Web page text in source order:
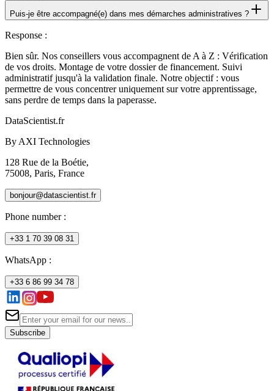
Puis-je être accompagné(e) dans mes démarches administratives ?
Response :
Bien sûr. Nos conseillers vous accompagnent de A à Z : Vérification
de vos droits. Montage de votre dossier de financement. Suivi
administratif jusqu'à la validation finale. Notre objectif : vous
permettre de vous concentrer uniquement sur votre apprentissage,
sans perdre de temps dans la paperasse.
DataScientist.fr
By AXI Technologies
128 Rue de la Boétie,
75008, Paris, France
bonjour@datascientist.fr
Phone number:
+33 1 70 39 08 31
WhatsApp :
+33 6 86 99 34 78
Subscribe